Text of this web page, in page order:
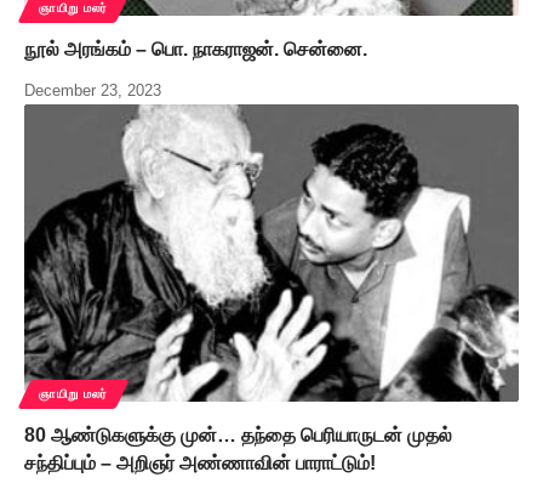
ஞாயிறு மலர்
நூல் அரங்கம் – பொ. நாகராஜன். சென்னை.
December 23, 2023
ஞாயிறு மலர்
80 ஆண்டுகளுக்கு முன்… தந்தை பெரியாருடன் முதல்
சந்திப்பும் – அறிஞர் அண்ணாவின் பாராட்டும்!